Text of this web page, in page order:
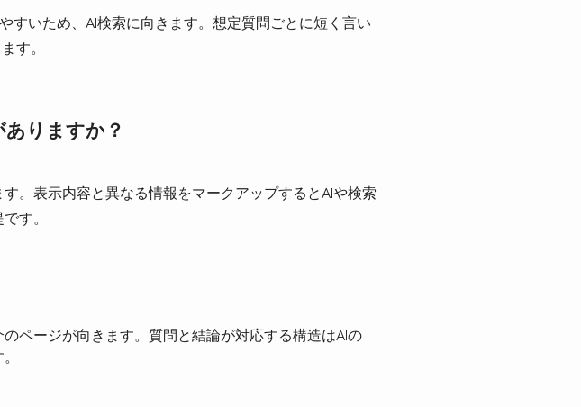
いため、AI検索に向きます。想定質問ごとに短く言い
す。
りますか？
。表示内容と異なる情報をマークアップするとAIや検索
す。
ページが向きます。質問と結論が対応する構造はAIの